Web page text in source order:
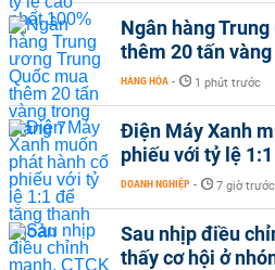
Ngân hàng
thêm 20 tấn
HÀNG HÓA - 1 phút trước
Điện Máy Xanh
phiếu với tỷ lệ
DOANH NGHIỆP - 7 giờ trước
Sau nhịp điều
thấy cơ hội ở